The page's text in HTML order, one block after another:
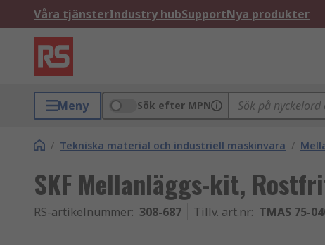
Våra tjänsterIndustry hubSupportNya produkter
Meny Sök efter MPN
/ Tekniska material och industriell maskinvara /
SKF Mellanläggs-kit,
RS-artikelnummer: 308-687 Tillv. art.nr: TMAS 75-